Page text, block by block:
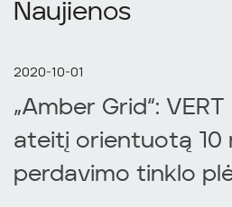
Naujienos
2020-10-01
„Amber Grid“:
ateitį orientuotą 10
perdavimo tinklo